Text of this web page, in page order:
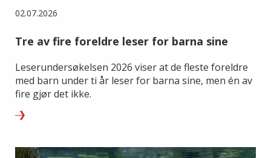
02.07.2026
Tre av fire foreldre leser for barna sine
Leserundersøkelsen 2026 viser at de fleste foreldre
med barn under ti år leser for barna sine, men én av
fire gjør det ikke.